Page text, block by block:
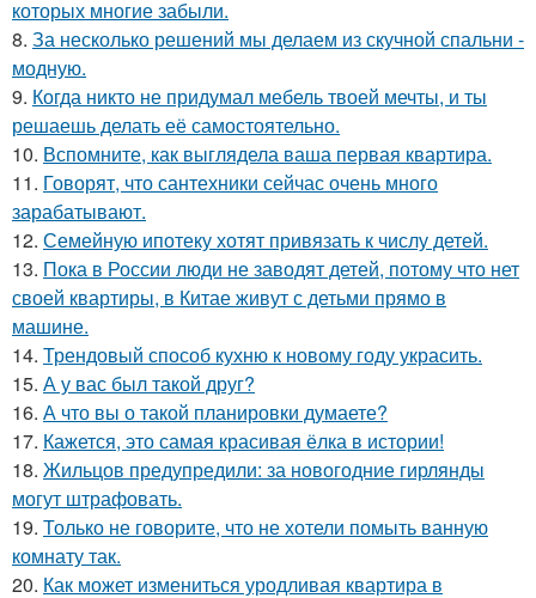
которых многие забыли.
8. За несколько решений мы делаем из скучной спальни -
модную.
9. Когда никто не придумал мебель твоей мечты, и ты
решаешь делать её самостоятельно.
10. Вспомните, как выглядела ваша первая квартира.
11. Говорят, что сантехники сейчас очень много
зарабатывают.
12. Семейную ипотеку хотят привязать к числу детей.
13. Пока в России люди не заводят детей, потому что нет
своей квартиры, в Китае живут с детьми прямо в
машине.
14. Трендовый способ кухню к новому году украсить.
15. А у вас был такой друг?
16. А что вы о такой планировки думаете?
17. Кажется, это самая красивая ёлка в истории!
18. Жильцов предупредили: за новогодние гирлянды
могут штрафовать.
19. Только не говорите, что не хотели помыть ванную
комнату так.
20. Как может измениться уродливая квартира в